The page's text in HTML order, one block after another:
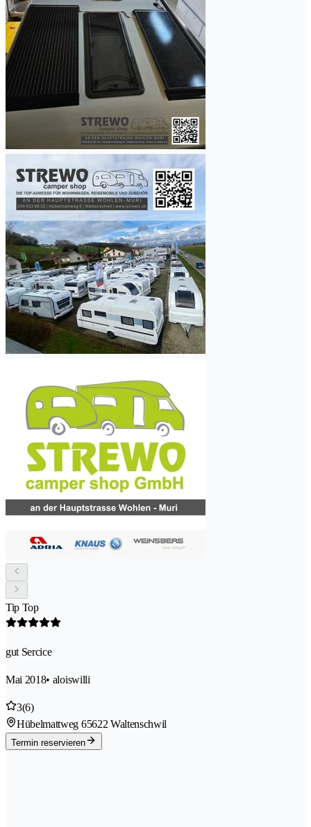
Tip Top
gut Sercice
Mai 2018• aloiswilli
3(6)
Hübelmattweg 65622 Waltenschwil
Termin reservieren